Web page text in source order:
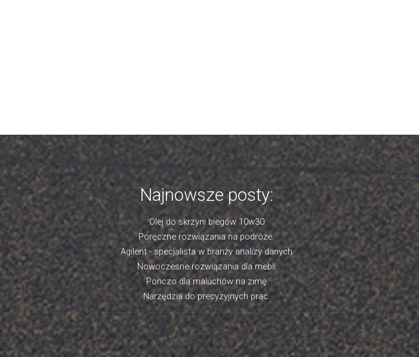
Najnowsze posty:
Olej do skrzyni biegów 10w30
Poręczne rozwiązania na podróże.
Agilent - specjalista w branży analizy danych
Nowoczesne rozwiązania dla mebli
Ponczo dla maluchów na zimę
Narzędzia do precyzyjnych prac.